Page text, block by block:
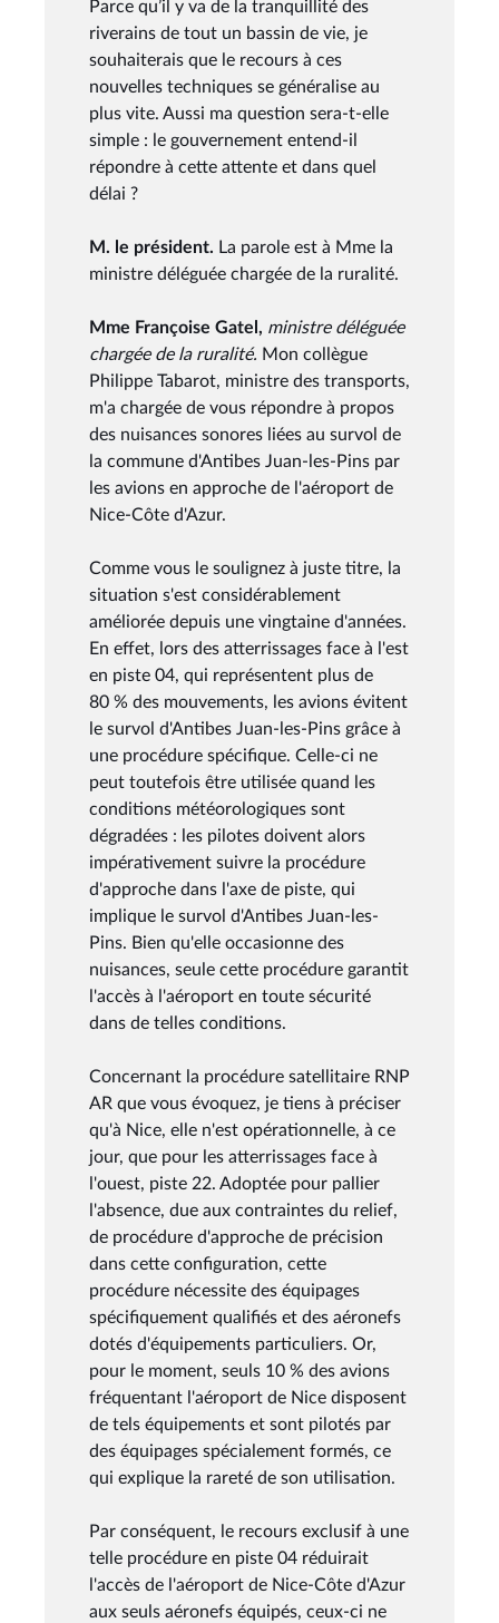
Parce qu’il y va de la tranquillité des
riverains de tout un bassin de vie, je
souhaiterais que le recours à ces
nouvelles techniques se généralise au
plus vite. Aussi ma question sera-t-elle
simple : le gouvernement entend-il
répondre à cette attente et dans quel
délai ?
M. le président. La parole est à Mme la
ministre déléguée chargée de la ruralité.
Mme Françoise Gatel, ministre déléguée
chargée de la ruralité. Mon collègue
Philippe Tabarot, ministre des transports,
m'a chargée de vous répondre à propos
des nuisances sonores liées au survol de
la commune d'Antibes Juan-les-Pins par
les avions en approche de l'aéroport de
Nice-Côte d'Azur.
Comme vous le soulignez à juste titre, la
situation s'est considérablement
améliorée depuis une vingtaine d'années.
En effet, lors des atterrissages face à l'est
en piste 04, qui représentent plus de
80 % des mouvements, les avions évitent
le survol d'Antibes Juan-les-Pins grâce à
une procédure spécifique. Celle-ci ne
peut toutefois être utilisée quand les
conditions météorologiques sont
dégradées : les pilotes doivent alors
impérativement suivre la procédure
d'approche dans l'axe de piste, qui
implique le survol d'Antibes Juan-les-
Pins. Bien qu'elle occasionne des
nuisances, seule cette procédure garantit
l'accès à l'aéroport en toute sécurité
dans de telles conditions.
Concernant la procédure satellitaire RNP
AR que vous évoquez, je tiens à préciser
qu'à Nice, elle n'est opérationnelle, à ce
jour, que pour les atterrissages face à
l'ouest, piste 22. Adoptée pour pallier
l'absence, due aux contraintes du relief,
de procédure d'approche de précision
dans cette configuration, cette
procédure nécessite des équipages
spécifiquement qualifiés et des aéronefs
dotés d'équipements particuliers. Or,
pour le moment, seuls 10 % des avions
fréquentant l'aéroport de Nice disposent
de tels équipements et sont pilotés par
des équipages spécialement formés, ce
qui explique la rareté de son utilisation.
Par conséquent, le recours exclusif à une
telle procédure en piste 04 réduirait
l'accès de l'aéroport de Nice-Côte d'Azur
aux seuls aéronefs équipés, ceux-ci ne